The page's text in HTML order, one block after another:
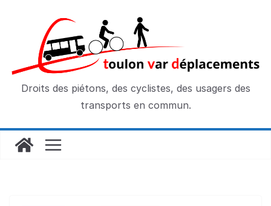
Droits des piétons, des cyclistes, des usagers des
transports en commun.